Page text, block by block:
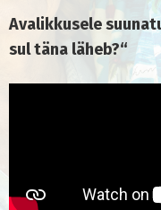
Avalikkusele
sul täna läheb?“